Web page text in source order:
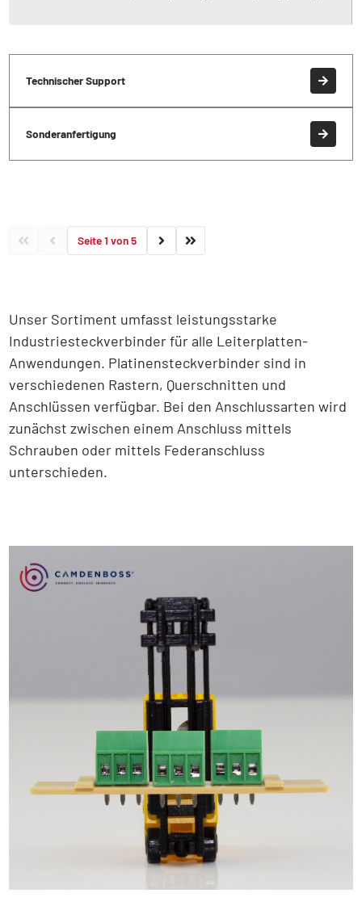
Technischer Support
Sonderanfertigung
Seite 1 von 5
Unser Sortiment umfasst leistungsstarke
Industriesteckverbinder für alle Leiterplatten-
Anwendungen. Platinensteckverbinder sind in
verschiedenen Rastern, Querschnitten und
Anschlüssen verfügbar. Bei den Anschlussarten wird
zunächst zwischen einem Anschluss mittels
Schrauben oder mittels Federanschluss
unterschieden.